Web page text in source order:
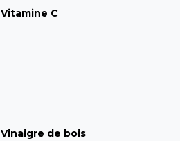
Vitamine C
Vinaigre de bois